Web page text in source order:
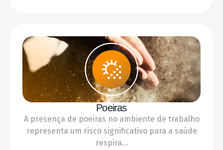
Poeiras
A presença de poeiras no ambiente de trabalho
representa um risco significativo para a saúde
respira...